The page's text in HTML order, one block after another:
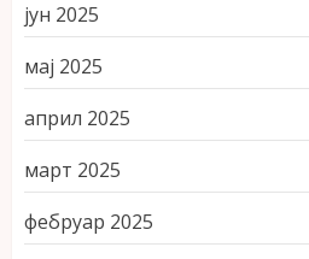
јун 2025
мај 2025
април 2025
март 2025
фебруар 2025